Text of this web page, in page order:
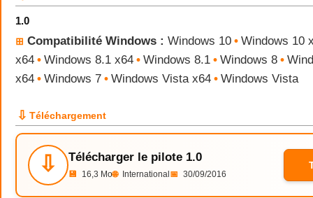
1.0
⊞ Compatibilité Windows : Windows 10 • Windows 10
x64 • Windows 8.1 x64 • Windows 8.1 • Windows 8 •
x64 • Windows 7 • Windows Vista x64 • Windows Vista
⇩ Téléchargement
⇩ Télécharger le pilote 1.0
💾 16,3 Mo🌐 International 📅 30/09/2016